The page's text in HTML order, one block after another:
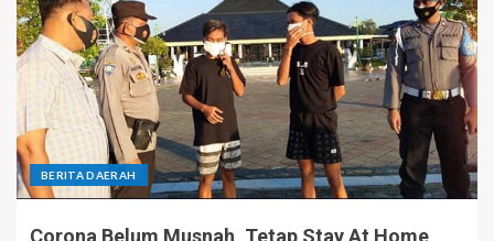
BERITA DAERAH
Corona Belum Musnah, Tetap Stay At Home